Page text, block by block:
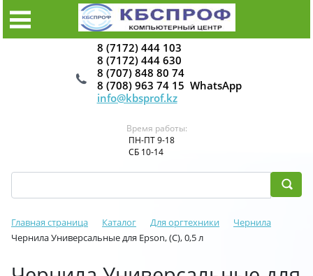
8 (7172) 444 103
8 (7172) 444 630
8 (707) 848 80 74
8 (708) 963 74 15 WhatsApp
info@kbsprof.kz
Время работы:
ПН-ПТ 9-18
СБ 10-14
Главная страница Каталог Для оргтехники
Чернила
Чернила Универсальные для Epson, (C), 0,5 л